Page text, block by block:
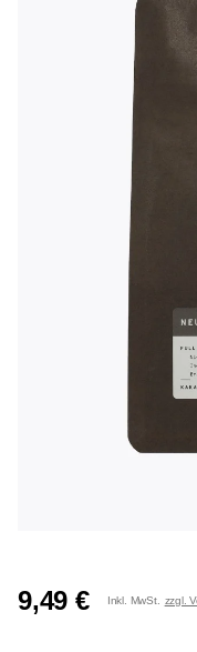
9,49 € Inkl. MwSt. zzgl.